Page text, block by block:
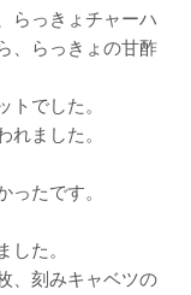
らっきょチャーハ
、らっきょの甘酢
トでした。
れました。
ったです。
した。
、刻みキャベツの